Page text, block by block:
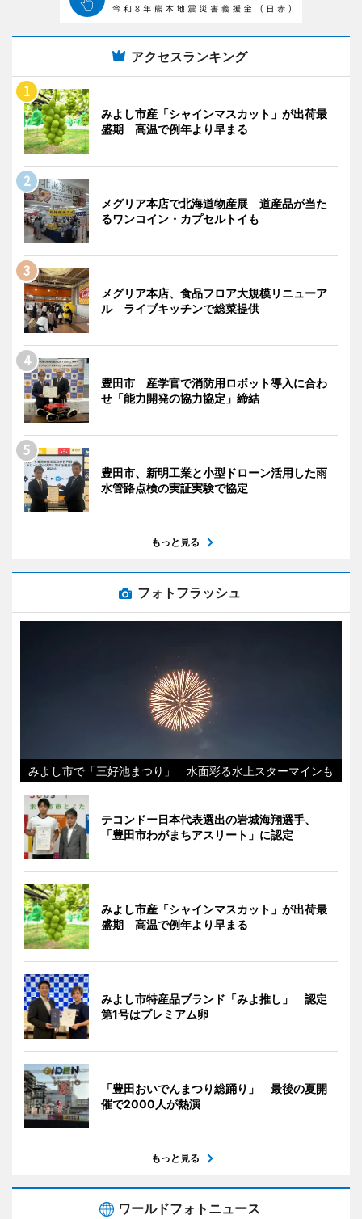
アクセスランキング
みよし市産「シャインマスカット」が出荷最
盛期 高温で例年より早まる
メグリア本店で北海道物産展 道産品が当た
るワンコイン・カプセルトイも
メグリア本店、食品フロア大規模リニューア
ル ライブキッチンで総菜提供
豊田市 産学官で消防用ロボット導入に合わ
せ「能力開発の協力協定」締結
豊田市、新明工業と小型ドローン活用した雨
水管路点検の実証実験で協定
もっと見る
フォトフラッシュ
みよし市で「三好池まつり」 水面彩る水上スターマインも
テコンドー日本代表選出の岩城海翔選手、
「豊田市わがまちアスリート」に認定
みよし市産「シャインマスカット」が出荷最
盛期 高温で例年より早まる
みよし市特産品ブランド「みよ推し」 認定
第1号はプレミアム卵
「豊田おいでんまつり総踊り」 最後の夏開
催で2000人が熱演
もっと見る
ワールドフォトニュース